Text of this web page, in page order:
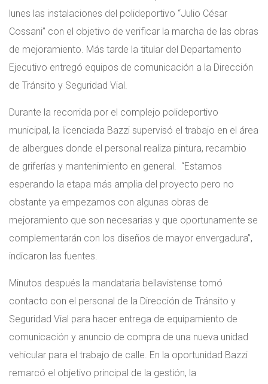
lunes las instalaciones del polideportivo “Julio César
Cossani” con el objetivo de verificar la marcha de las obras
de mejoramiento. Más tarde la titular del Departamento
Ejecutivo entregó equipos de comunicación a la Dirección
de Tránsito y Seguridad Vial.
Durante la recorrida por el complejo polideportivo
municipal, la licenciada Bazzi supervisó el trabajo en el área
de albergues donde el personal realiza pintura, recambio
de griferías y mantenimiento en general. “Estamos
esperando la etapa más amplia del proyecto pero no
obstante ya empezamos con algunas obras de
mejoramiento que son necesarias y que oportunamente se
complementarán con los diseños de mayor envergadura”,
indicaron las fuentes.
Minutos después la mandataria bellavistense tomó
contacto con el personal de la Dirección de Tránsito y
Seguridad Vial para hacer entrega de equipamiento de
comunicación y anuncio de compra de una nueva unidad
vehicular para el trabajo de calle. En la oportunidad Bazzi
remarcó el objetivo principal de la gestión, la